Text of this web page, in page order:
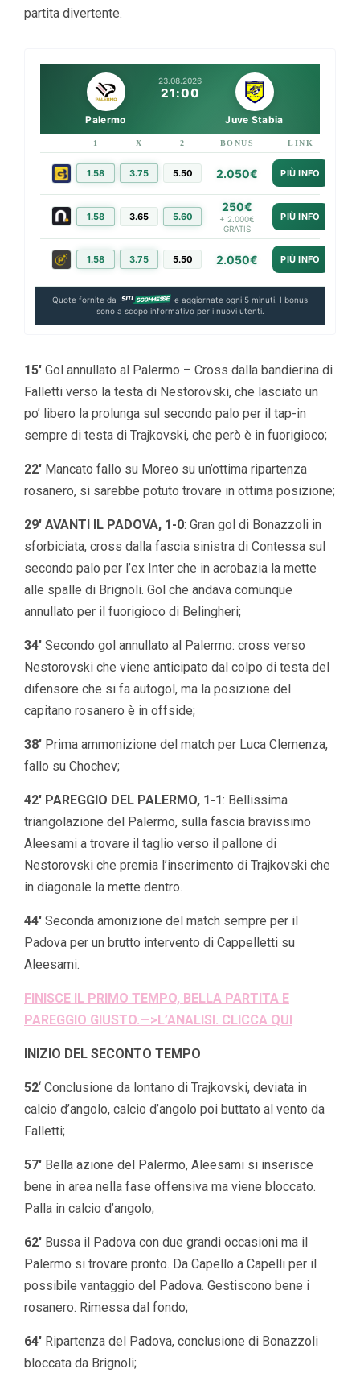
partita divertente.
23.08.2026
21:00
Palermo Juve Stabia
1 X 2 BONUS LINK
1.58 3.75 5.50 2.050€ PIÙ INFO
1.58 3.65 5.60
250€
+ 2.000€
GRATIS
PIÙ INFO
1.58 3.75 5.50 2.050€ PIÙ INFO
Quote fornite da
e aggiornate ogni 5 minuti. I bonus
sono a scopo informativo per i nuovi utenti.
15′ Gol annullato al Palermo – Cross dalla bandierina di
Falletti verso la testa di Nestorovski, che lasciato un
po’ libero la prolunga sul secondo palo per il tap-in
sempre di testa di Trajkovski, che però è in fuorigioco;
22′ Mancato fallo su Moreo su un’ottima ripartenza
rosanero, si sarebbe potuto trovare in ottima posizione;
29′ AVANTI IL PADOVA, 1-0: Gran gol di Bonazzoli in
sforbiciata, cross dalla fascia sinistra di Contessa sul
secondo palo per l’ex Inter che in acrobazia la mette
alle spalle di Brignoli. Gol che andava comunque
annullato per il fuorigioco di Belingheri;
34′ Secondo gol annullato al Palermo: cross verso
Nestorovski che viene anticipato dal colpo di testa del
difensore che si fa autogol, ma la posizione del
capitano rosanero è in offside;
38′ Prima ammonizione del match per Luca Clemenza,
fallo su Chochev;
42′ PAREGGIO DEL PALERMO, 1-1: Bellissima
triangolazione del Palermo, sulla fascia bravissimo
Aleesami a trovare il taglio verso il pallone di
Nestorovski che premia l’inserimento di Trajkovski che
in diagonale la mette dentro.
44′ Seconda amonizione del match sempre per il
Padova per un brutto intervento di Cappelletti su
Aleesami.
FINISCE IL PRIMO TEMPO, BELLA PARTITA E
PAREGGIO GIUSTO.—>L’ANALISI. CLICCA QUI
INIZIO DEL SECONTO TEMPO
52‘ Conclusione da lontano di Trajkovski, deviata in
calcio d’angolo, calcio d’angolo poi buttato al vento da
Falletti;
57′ Bella azione del Palermo, Aleesami si inserisce
bene in area nella fase offensiva ma viene bloccato.
Palla in calcio d’angolo;
62′ Bussa il Padova con due grandi occasioni ma il
Palermo si trovare pronto. Da Capello a Capelli per il
possibile vantaggio del Padova. Gestiscono bene i
rosanero. Rimessa dal fondo;
64′ Ripartenza del Padova, conclusione di Bonazzoli
bloccata da Brignoli;